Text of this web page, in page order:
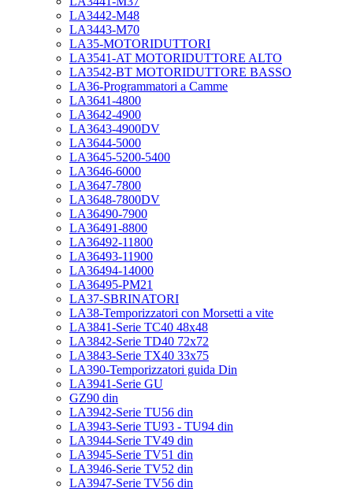
LA3442-M48
LA3443-M70
LA35-MOTORIDUTTORI
LA3541-AT MOTORIDUTTORE ALTO
LA3542-BT MOTORIDUTTORE BASSO
LA36-Programmatori a Camme
LA3641-4800
LA3642-4900
LA3643-4900DV
LA3644-5000
LA3645-5200-5400
LA3646-6000
LA3647-7800
LA3648-7800DV
LA36490-7900
LA36491-8800
LA36492-11800
LA36493-11900
LA36494-14000
LA36495-PM21
LA37-SBRINATORI
LA38-Temporizzatori con Morsetti a vite
LA3841-Serie TC40 48x48
LA3842-Serie TD40 72x72
LA3843-Serie TX40 33x75
LA390-Temporizzatori guida Din
LA3941-Serie GU
GZ90 din
LA3942-Serie TU56 din
LA3943-Serie TU93 - TU94 din
LA3944-Serie TV49 din
LA3945-Serie TV51 din
LA3946-Serie TV52 din
LA3947-Serie TV56 din